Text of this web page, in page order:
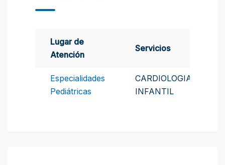
Lugar de
Atención
Servicios
Especialidades
Pediátricas
CARDIOLOGIA
INFANTIL